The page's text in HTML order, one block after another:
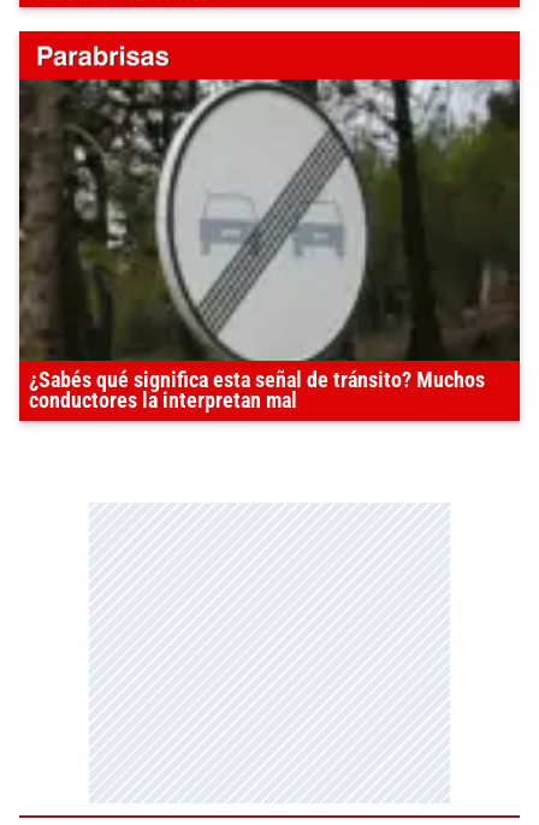
¿Sabés qué significa esta señal de tránsito? Muchos
conductores la interpretan mal